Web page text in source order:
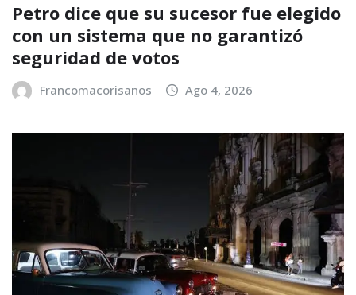
Petro dice que su sucesor fue elegido
con un sistema que no garantizó
seguridad de votos
Francomacorisanos Ago 4, 2026